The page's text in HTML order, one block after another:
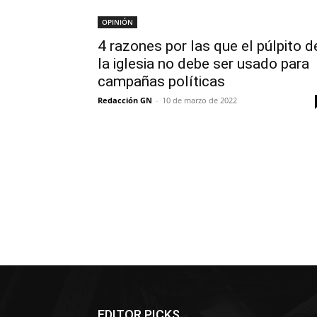
OPINIÓN
4 razones por las que el púlpito
la iglesia no debe ser usado para
campañas políticas
Redacción GN - 10 de marzo de 2022